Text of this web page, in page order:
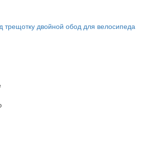
трещотку двойной обод для велосипеда